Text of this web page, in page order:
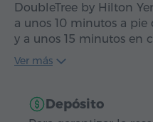
DoubleTree by Hilton
a unos 10 minutos a
y a unos 15 minutos en
Ver más
Depósito